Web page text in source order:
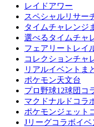
レイドアワー
スペシャルリサー
タイムチャレンジ
選べるタイムチャ
フェアリートレイ
コレクションチャ
リアルイベントま
ポケモン天文台
プロ野球12球団コ
マクドナルドコラ
ポケモンジェット
Jリーグコラボイベ